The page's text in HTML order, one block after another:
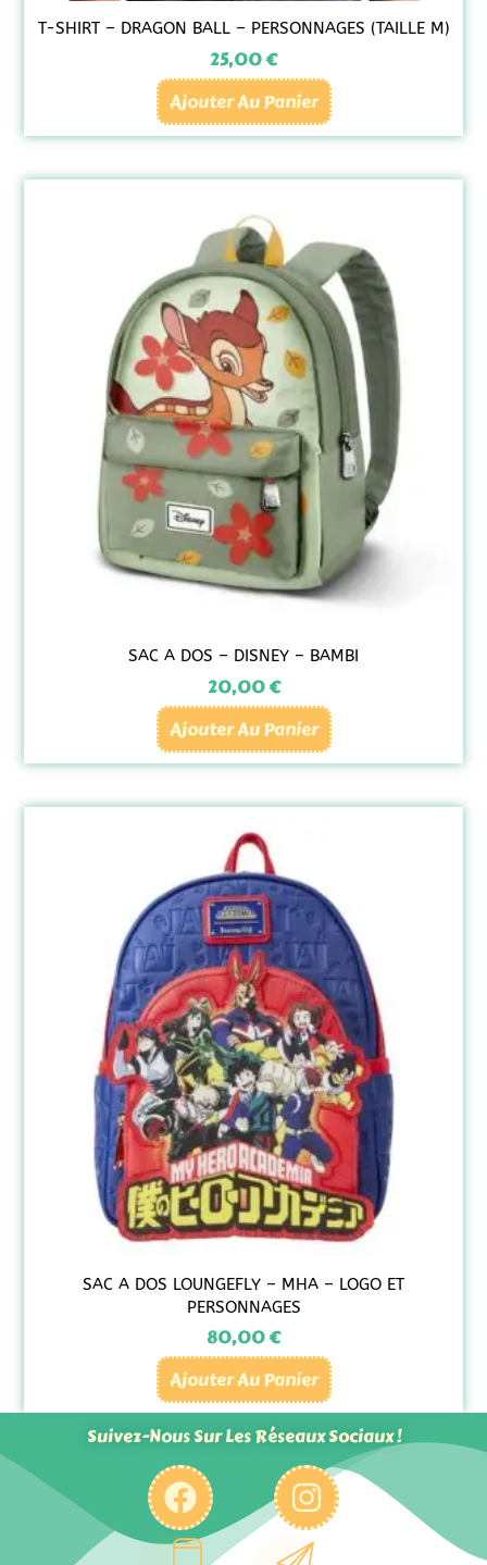
T-SHIRT – DRAGON BALL – PERSONNAGES (TAILLE M)
25,00€
Ajouter Au Panier
SAC A DOS – DISNEY – BAMBI
20,00€
Ajouter Au Panier
SAC A DOS LOUNGEFLY – MHA – LOGO ET
PERSONNAGES
80,00€
Ajouter Au Panier
Suivez-Nous Sur Les Réseaux Sociaux !